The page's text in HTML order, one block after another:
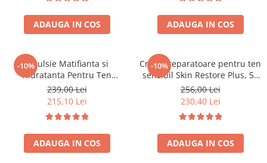
ADAUGA IN COS ADAUGA IN COS
-10%Emulsie Matifianta si
Hidratanta Pentru Ten
Gras/Uleios 50ml - Balance
Fluid Pure Solution – Bruno
Vassari
239,00 Lei
215,10 Lei
ADAUGA IN COS
-10%
Cremă reparatoare pentru ten
sensibil Skin Restore Plus, 50
ml – Bruno Vassari
256,00 Lei
230,40 Lei
ADAUGA IN COS